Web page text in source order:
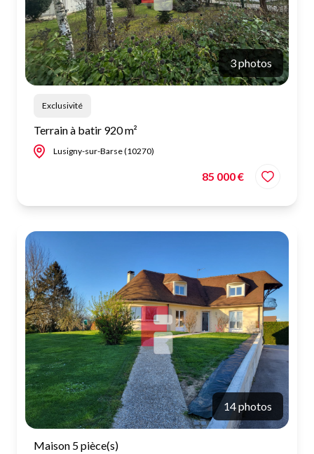
3 photos
Exclusivité
Terrain à batir 920 m²
Lusigny-sur-Barse (10270)
85 000 €
14 photos
Maison 5 pièce(s)